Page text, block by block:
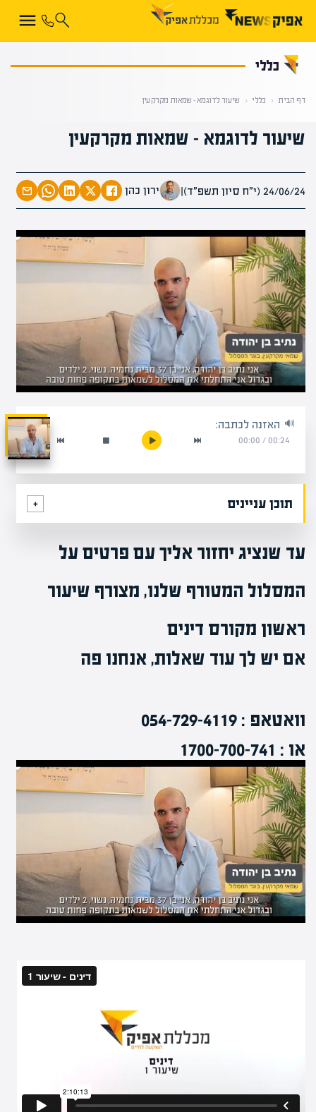
כללי
דף הבית ‹ כללי ‹ שיעור לדוגמא – שמאות מקרקעין
שיעור לדוגמא – שמאות מקרקעין
24/06/24 (י״ח סיון תשפ״ד) | ירון כהן
האזנה לכתבה:
00:24
/
00:00
תוכן עניינים
עד שנציג יחזור אליך עם פרטים על
המסלול המטורף שלנו, מצורף שיעור
ראשון מקורס דינים
אם יש לך עוד שאלות, אנחנו פה
וואטאפ : 054-729-4119
או : 1700-700-741